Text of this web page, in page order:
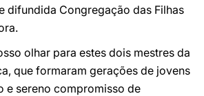
difundida Congregação das Filhas
olhar para estes dois mestres da
que formaram gerações de jovens
e sereno compromisso de